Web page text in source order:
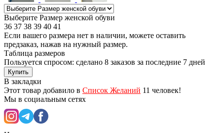
Выберите Размер женской обуви
36 37 38 39 40 41
Если вашего размера нет в наличии, можете оставить
предзаказ, нажав на нужный размер.
Таблица размеров
Пользуется спросом: сделано 8 заказов за последние 7 дней
Купить
В закладки
Этот товар добавило в Список Желаний 11 человек!
Мы в социальным сетях